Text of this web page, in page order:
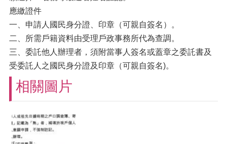
應繳證件
一、申請人國民身分證、印章（可親自簽名）。
二、所需戶籍資料由受理戶政事務所代為查調。
三、委託他人辦理者，須附當事人簽名或蓋章之委託書及
受委託人之國民身分證及印章（可親自簽名)。
相關圖片